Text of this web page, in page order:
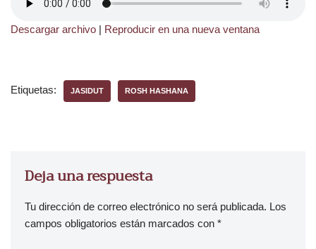
Descargar archivo | Reproducir en una nueva ventana
Etiquetas: JASIDUT ROSH HASHANA
Deja una respuesta
Tu dirección de correo electrónico no será publicada. Los
campos obligatorios están marcados con *